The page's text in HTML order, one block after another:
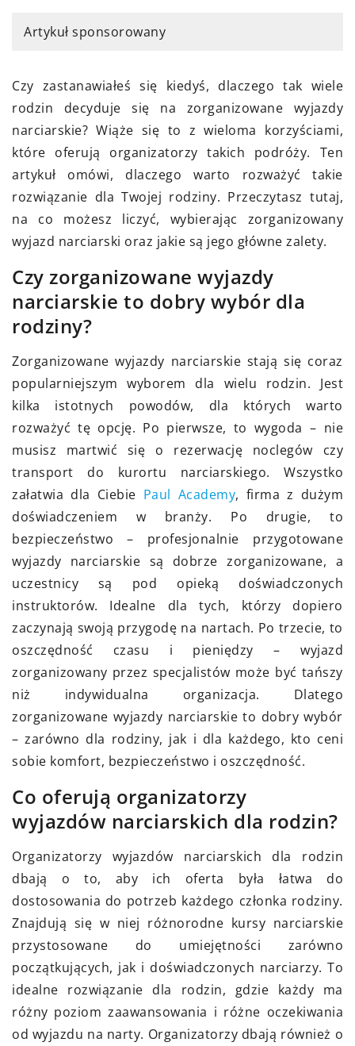
Artykuł sponsorowany
Czy zastanawiałeś się kiedyś, dlaczego tak wiele
rodzin decyduje się na zorganizowane wyjazdy
narciarskie? Wiąże się to z wieloma korzyściami,
które oferują organizatorzy takich podróży. Ten
artykuł omówi, dlaczego warto rozważyć takie
rozwiązanie dla Twojej rodziny. Przeczytasz tutaj,
na co możesz liczyć, wybierając zorganizowany
wyjazd narciarski oraz jakie są jego główne zalety.
Czy zorganizowane wyjazdy
narciarskie to dobry wybór dla
rodziny?
Zorganizowane wyjazdy narciarskie stają się coraz
popularniejszym wyborem dla wielu rodzin. Jest
kilka istotnych powodów, dla których warto
rozważyć tę opcję. Po pierwsze, to wygoda – nie
musisz martwić się o rezerwację noclegów czy
transport do kurortu narciarskiego. Wszystko
załatwia dla Ciebie Paul Academy, firma z dużym
doświadczeniem w branży. Po drugie, to
bezpieczeństwo – profesjonalnie przygotowane
wyjazdy narciarskie są dobrze zorganizowane, a
uczestnicy są pod opieką doświadczonych
instruktorów. Idealne dla tych, którzy dopiero
zaczynają swoją przygodę na nartach. Po trzecie, to
oszczędność czasu i pieniędzy – wyjazd
zorganizowany przez specjalistów może być tańszy
niż indywidualna organizacja. Dlatego
zorganizowane wyjazdy narciarskie to dobry wybór
– zarówno dla rodziny, jak i dla każdego, kto ceni
sobie komfort, bezpieczeństwo i oszczędność.
Co oferują organizatorzy
wyjazdów narciarskich dla rodzin?
Organizatorzy wyjazdów narciarskich dla rodzin
dbają o to, aby ich oferta była łatwa do
dostosowania do potrzeb każdego członka rodziny.
Znajdują się w niej różnorodne kursy narciarskie
przystosowane do umiejętności zarówno
początkujących, jak i doświadczonych narciarzy. To
idealne rozwiązanie dla rodzin, gdzie każdy ma
różny poziom zaawansowania i różne oczekiwania
od wyjazdu na narty. Organizatorzy dbają również o